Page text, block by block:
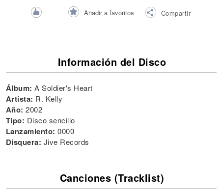
Añadir a favoritos Compartir
Información del Disco
Álbum: A Soldier's Heart
Artista: R. Kelly
Año: 2002
Tipo: Disco sencillo
Lanzamiento: 0000
Disquera: Jive Records
Canciones (Tracklist)